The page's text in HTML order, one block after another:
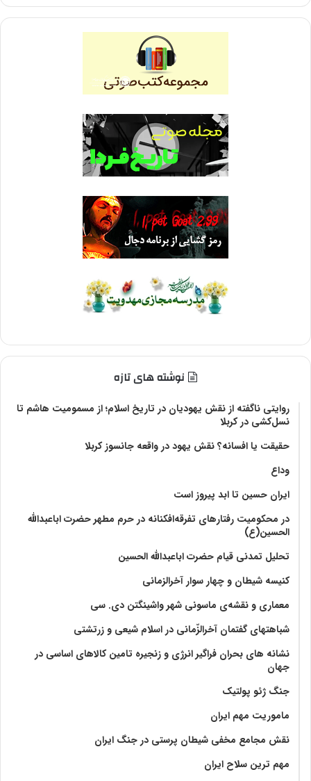
نوشته های تازه
روایتی ناگفته از نقش یهودیان در تاریخ اسلام؛ از مسمومیت هاشم تا
نسل‌کشی در کربلا
حقیقت یا افسانه؟‌ نقش یهود در واقعه جانسوز کربلا
وداع
ایران حسین تا ابد پیروز است
در محکومیت رفتارهای تفرقه‌افکنانه در حرم مطهر حضرت اباعبدالله
الحسین(ع)
تحلیل تمدنی قیام حضرت اباعبدالله الحسین
کنیسه شیطان و چهار سوار آخرالزمانی
معماری و نقشه‌ی ماسونی شهر واشينگتن دی. سی
شباهتهای گفتمان آخر‌الزّمانی در اسلام شیعی و زرتشتی
نشانه های بحران فراگیر انرژی و زنجیره تامین کالاهای اساسی در
جهان
جنگ ژئو پولتیک
ماموریت مهم ایران
نقش مجامع مخفی شیطان پرستی در جنگ ایران
مهم ترین سلاح ایران